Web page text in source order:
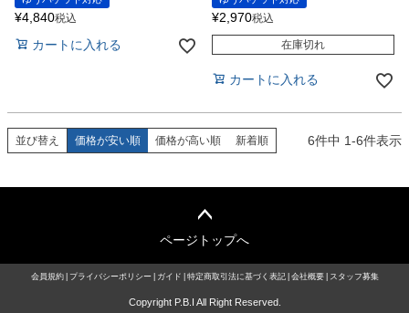
¥4,840税込
カートに入れる
¥2,970税込
在庫切れ
カートに入れる
並び替え 価格が安い順 価格が高い順 新着順 6件中 1-6件表示
ページトップへ
会員規約 プライバシーポリシー ガイド 特定商取引法に基づく表記 会社概要 スタッフ募集
Copyright P.B.I All Right Reserved.